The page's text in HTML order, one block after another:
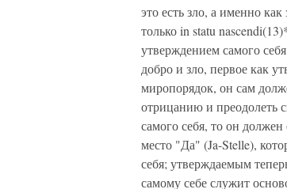
это есть зло, а именно
только in statu
утверждением самого
добро и зло, первое как
миропорядок, он сам
отрицанию и преодолеть
самого себя, то он
место "Да" (Ja-Stelle),
себя; утверждаемым
самому себе служит